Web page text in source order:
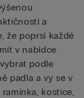
a
že poprsí každé
v nabídce
podle
padla a vy se v
kostice,